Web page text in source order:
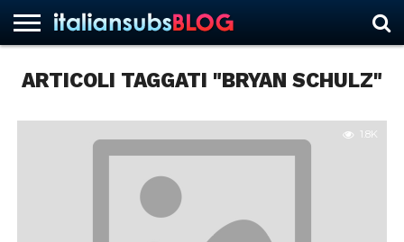
NEWS
ASCOLTI
RECENSIONI
INTERVISTE
CURIOSITÀ
CHI
CONTATTACI
FORUM
ITALIANSUBS
ARTICOLI TAGGATI "BRYAN SCHULZ"
1.8K